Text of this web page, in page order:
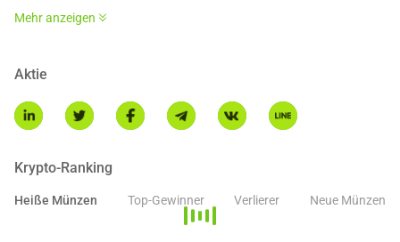
grenzüberschreitende Zahlungen, Kreditkarten,
DePiN-Finanzierung.
nur als Referenz.
Mehr anzeigen
Aktie
Krypto-Ranking
Heiße Münzen Top-Gewinner Verlierer Neue Münzen